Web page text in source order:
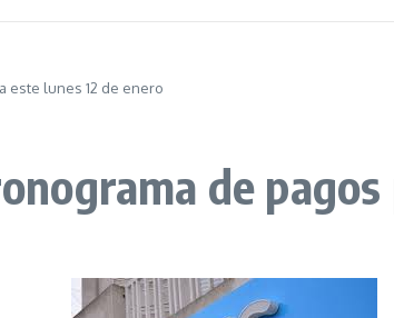
este lunes 12 de enero
de